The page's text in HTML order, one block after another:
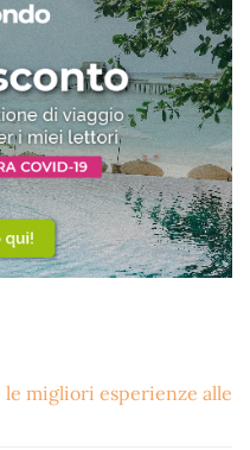
le migliori esperienze alle